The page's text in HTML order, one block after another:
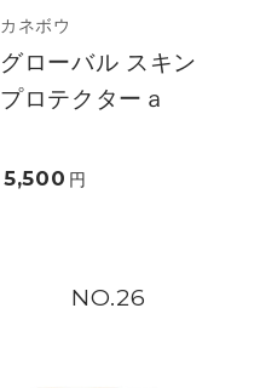
カネボウ
グローバル スキン
プロテクターａ
5,500 円
26